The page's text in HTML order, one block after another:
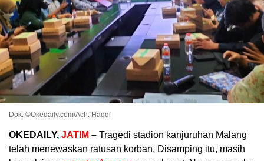
Dok. ©Okedaily.com/Ach. Haqqi
OKEDAILY, JATIM – Tragedi stadion kanjuruhan Malang
telah menewaskan ratusan korban. Disamping itu, masih